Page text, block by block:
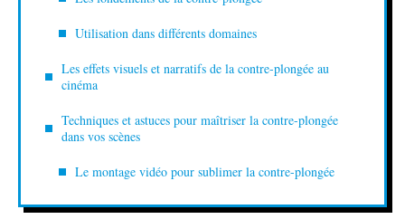
Utilisation dans différents domaines
Les effets visuels et narratifs de la contre-plongée au
cinéma
Techniques et astuces pour maîtriser la contre-plongée
dans vos scènes
Le montage vidéo pour sublimer la contre-plongée